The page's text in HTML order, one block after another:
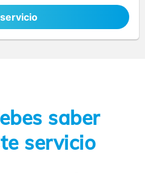
saber
servicio